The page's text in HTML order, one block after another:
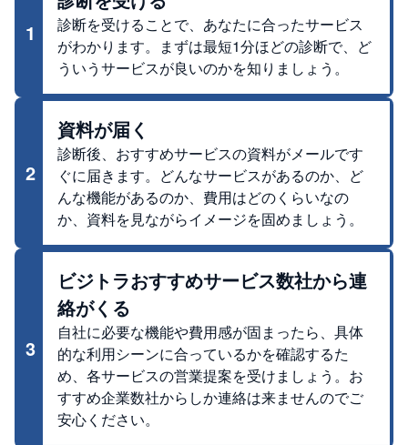
1
診断を受けることで、あなたに合ったサービス
がわかります。まずは最短1分ほどの診断で、ど
ういうサービスが良いのかを知りましょう。
2
資料が届く
診断後、おすすめサービスの資料がメールです
ぐに届きます。どんなサービスがあるのか、ど
んな機能があるのか、費用はどのくらいなの
か、資料を見ながらイメージを固めましょう。
3
ビジトラおすすめサービス数社から連
絡がくる
自社に必要な機能や費用感が固まったら、具体
的な利用シーンに合っているかを確認するた
め、各サービスの営業提案を受けましょう。お
すすめ企業数社からしか連絡は来ませんのでご
安心ください。